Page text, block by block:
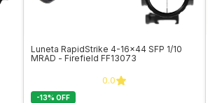
Luneta RapidStrike 4-16x44 SFP 1/10
MRAD - Firefield FF13073
0.0
-13% OFF